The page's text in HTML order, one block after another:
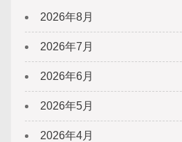
2026年8月
2026年7月
2026年6月
2026年5月
2026年4月